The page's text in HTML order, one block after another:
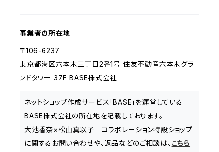
事業者の所在地
〒106-6237
東京都港区六本木三丁目2番1号 住友不動産六本木グラ
ンドタワー 37F BASE株式会社
ネットショップ作成サービス「BASE」を運営している
BASE株式会社の所在地を記載しております。
大池香奈×松山真以子 コラボレーション特設ショップ
に関するお問い合わせや、返品などのご相談は、 こちら